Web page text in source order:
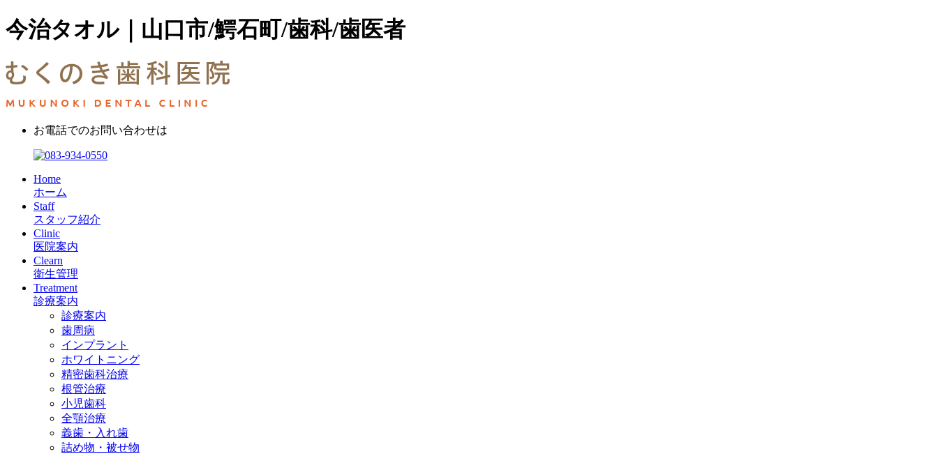
今治タオル｜山口市/鰐石町/歯科/歯医者
お電話でのお問い合わせは
Home
ホーム
Staff
スタッフ紹介
Clinic
医院案内
Clearn
衛生管理
Treatment
診療案内
診療案内
歯周病
インプラント
ホワイトニング
精密歯科治療
根管治療
小児歯科
全顎治療
義歯・入れ歯
詰め物・被せ物